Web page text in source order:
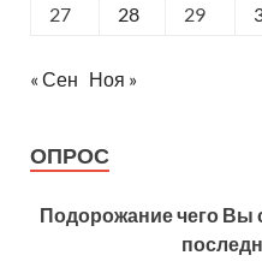
27
28 29
« Сен Ноя »
ОПРОС
Подорожание чего Вы